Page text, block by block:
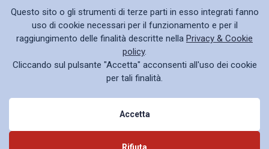
Privacy policy GDPR
Questo sito o gli strumenti di terze parti in esso integrati fanno
uso di cookie necessari per il funzionamento e per il
raggiungimento delle finalità descritte nella Privacy & Cookie
policy.
Cliccando sul pulsante "Accetta" acconsenti all'uso dei cookie
per tali finalità.
Accetta